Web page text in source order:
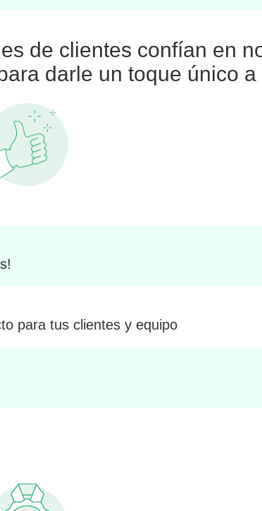
de clientes confían en
darle un toque único
para tus clientes y equipo